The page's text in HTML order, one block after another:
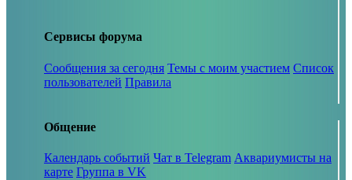
Сервисы форума
Сообщения за сегодня Темы с моим участием Список
пользователей Правила
Общение
Календарь событий Чат в Telegram Аквариумисты на
карте Группа в VK